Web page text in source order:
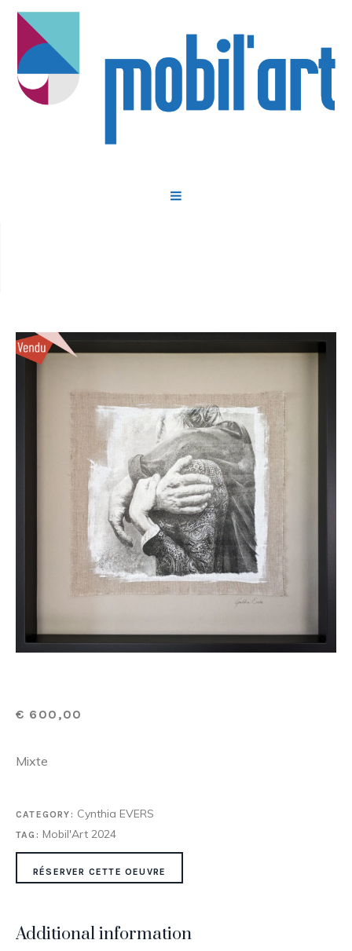
€ 600,00
Mixte
CATEGORY: Cynthia EVERS
TAG: Mobil'Art 2024
RÉSERVER CETTE OEUVRE
Additional information